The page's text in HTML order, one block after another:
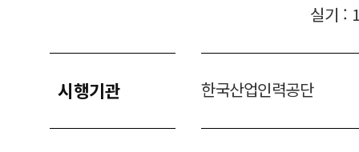
실기 :
시행기관 한국산업인력공단